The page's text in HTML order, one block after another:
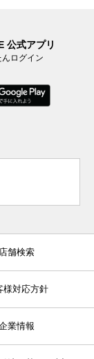
公式アプリ
ログイン
店舗検索
様対応方針
業情報